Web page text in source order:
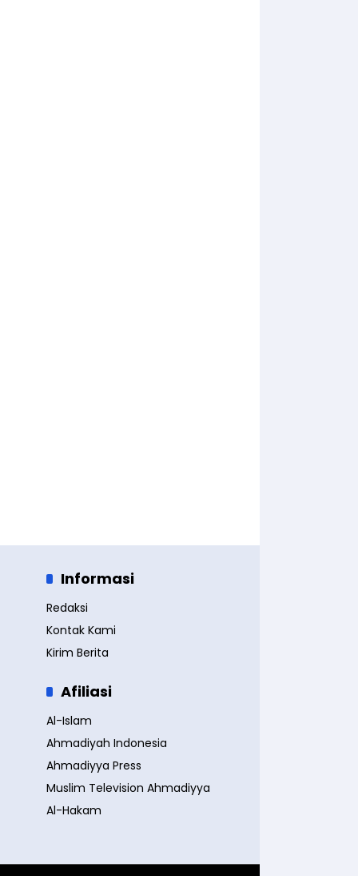
Informasi
Redaksi
Kontak Kami
Kirim Berita
Afiliasi
Al-Islam
Ahmadiyah Indonesia
Ahmadiyya Press
Muslim Television Ahmadiyya
Al-Hakam